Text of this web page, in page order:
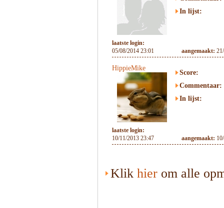
In lijst:
laatste login:
05/08/2014 23:01
aangemaakt:
HippieMike
Score:
Commentaar:
In lijst:
laatste login:
10/11/2013 23:47
aangemaakt:
Klik hier om alle